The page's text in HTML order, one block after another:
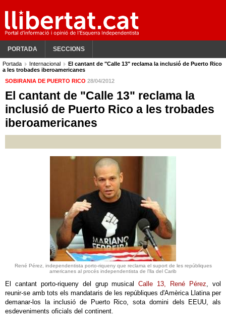
PORTADA SECCIONS
Portada Internacional
El cantant de "Calle 13" reclama la inclusió de Puerto Rico
a les trobades iberoamericanes
SOBIRANIA DE PUERTO RICO 28/04/2012
El cantant de "Calle 13" reclama la
inclusió de Puerto Rico a les trobades
iberoamericanes
René Pérez, independentista porto-riqueny que reclama el suport de les repúbliques
americanes al procés independentista de l'lla del Carib
El cantant porto-riqueny del grup musicalCalle 13, René Pérez, vol
reunir-se amb tots els mandataris de les repúbliques d'Amèrica Llatina per
demanar-los la inclusió de Puerto Rico, sota domini dels EEUU, als
esdeveniments oficials del continent.